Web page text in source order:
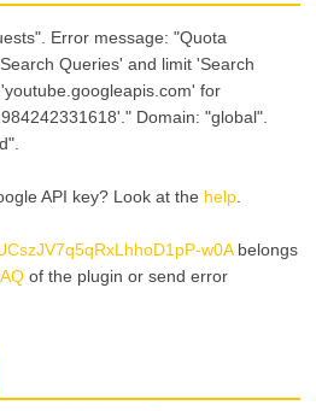
Error message: "Quota
Queries' and limit 'Search
for
Domain: "global".
API key? Look at the help.
w0Abelongs
of the plugin or send error